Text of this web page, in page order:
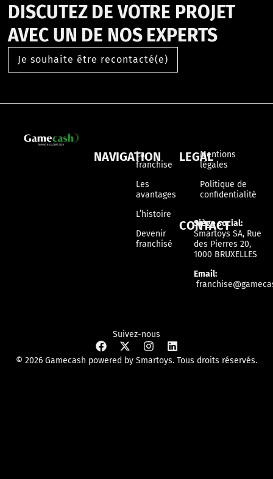
DISCUTEZ DE VOTRE PROJET
AVEC UN DE NOS EXPERTS
Je souhaite être recontacté(e)
NAVIGATION
La
franchise
Les
avantages
L’histoire
Devenir
franchisé
LEGALMentions
légales
Politique de
confidentialité
CONTACT
Siège social:
Smartoys SA, Rue
des Pierres 20,
1000 BRUXELLES
Email:
Suivez-nous
© 2026 Gamecash powered by Smartoys. Tous droits réservés.